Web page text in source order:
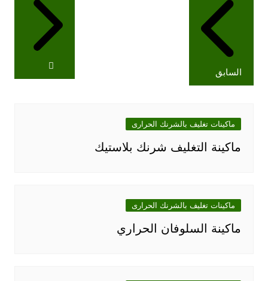
السابق
ماكينات تغليف بالشرنك الحرارى
ماكينة التغليف شرنك بلاستيك
ماكينات تغليف بالشرنك الحرارى
ماكينة السلوفان الحراري